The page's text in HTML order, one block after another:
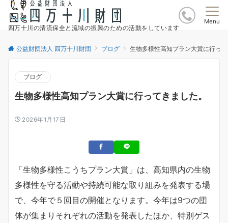
四万十川の清流保全と流域の振興のための活動をしています
Menu
公益財団法人 四万十川財団 ブログ 生物多様性高知プラン大賞に行っ
ブログ
生物多様性高知プラン大賞に行ってきました。
2026年1月17日
「生物多様性こうちプラン大賞」は、高知県内の生物
多様性を守る活動や持続可能な取り組みを発表する場
で、今年で５回目の開催となります。今年は9つの団
体が集まりそれぞれの活動を発表したほか、特別ゲス